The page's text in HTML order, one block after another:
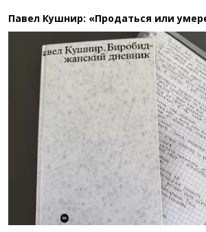
Павел Кушнир: «Продаться или